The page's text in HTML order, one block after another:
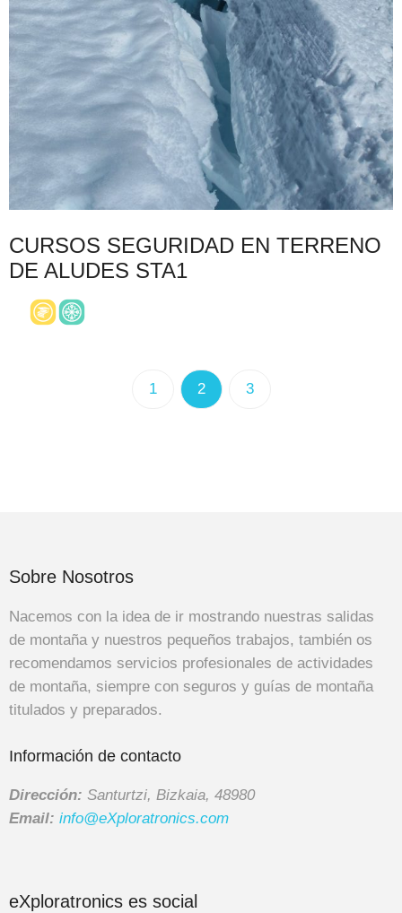
CURSOS SEGURIDAD EN TERRENO
DE ALUDES STA1
1 2 3
Sobre Nosotros
Nacemos con la idea de ir mostrando nuestras salidas
de montaña y nuestros pequeños trabajos, también os
recomendamos servicios profesionales de actividades
de montaña, siempre con seguros y guías de montaña
titulados y preparados.
Información de contacto
Dirección: Santurtzi, Bizkaia, 48980
Email: info@eXploratronics.com
eXploratronics es social